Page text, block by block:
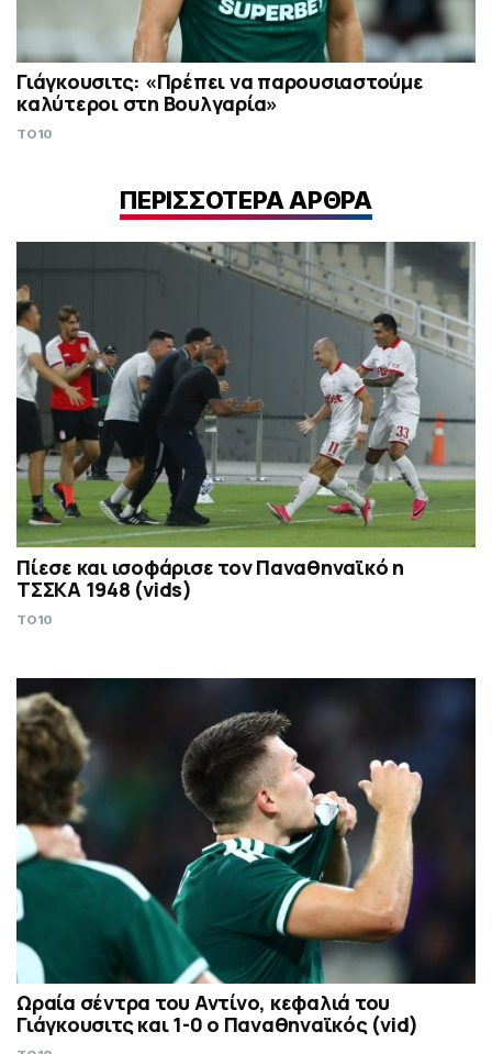
Γιάγκουσιτς: «Πρέπει να παρουσιαστούμε
καλύτεροι στη Βουλγαρία»
TO10
ΠΕΡΙΣΣΟΤΕΡΑ ΑΡΘΡΑ
Πίεσε και ισοφάρισε τον Παναθηναϊκό η
ΤΣΣΚΑ 1948 (vids)
TO10
Ωραία σέντρα του Αντίνο, κεφαλιά του
Γιάγκουσιτς και 1-0 ο Παναθηναϊκός (vid)